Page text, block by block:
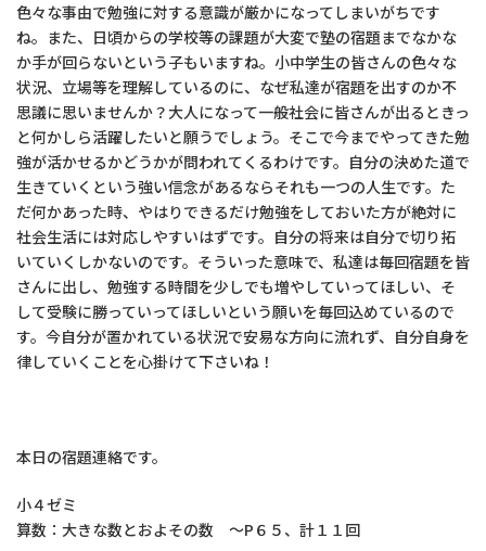
色々な事由で勉強に対する意識が厳かになってしまいがちです
ね。また、日頃からの学校等の課題が大変で塾の宿題までなかな
か手が回らないという子もいますね。小中学生の皆さんの色々な
状況、立場等を理解しているのに、なぜ私達が宿題を出すのか不
思議に思いませんか？大人になって一般社会に皆さんが出るときっ
と何かしら活躍したいと願うでしょう。そこで今までやってきた勉
強が活かせるかどうかが問われてくるわけです。自分の決めた道で
生きていくという強い信念があるならそれも一つの人生です。た
だ何かあった時、やはりできるだけ勉強をしておいた方が絶対に
社会生活には対応しやすいはずです。自分の将来は自分で切り拓
いていくしかないのです。そういった意味で、私達は毎回宿題を皆
さんに出し、勉強する時間を少しでも増やしていってほしい、そ
して受験に勝っていってほしいという願いを毎回込めているので
す。今自分が置かれている状況で安易な方向に流れず、自分自身を
律していくことを心掛けて下さいね！
本日の宿題連絡です。
小４ゼミ
算数：大きな数とおよその数 ～P６５、計１１回